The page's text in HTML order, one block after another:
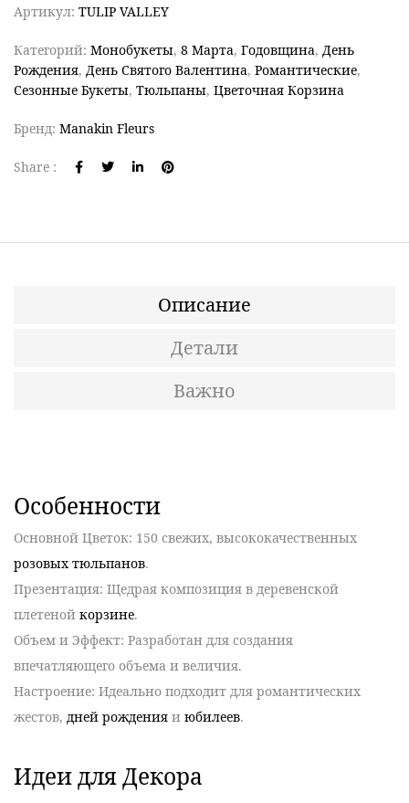
Артикул: TULIP VALLEY
Категорий: Монобукеты, 8 Марта, Годовщина, День
Рождения, День Святого Валентина, Романтические,
Сезонные Букеты, Тюльпаны, Цветочная Корзина
Бренд: Manakin Fleurs
Share :
Описание
Детали
Важно
Особенности
Основной Цветок: 150 свежих, высококачественных
розовых тюльпанов.
Презентация: Щедрая композиция в деревенской
плетеной корзине.
Объем и Эффект: Разработан для создания
впечатляющего объема и величия.
Настроение: Идеально подходит для романтических
жестов, дней рождения и юбилеев.
Идеи для Декора